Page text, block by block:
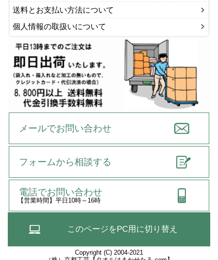
送料とお支払い方法について
個人情報の取扱いについて
メールでお問い合わせ
フォームから相談する
電話でお問い合わせ
【営業時間】平日10時～16時
このページをPC用に切り替え
Copyright (C) 2004-2021